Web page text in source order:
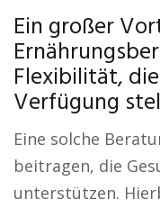
Ein großer
Flexibilität,
Verfügung
Eine solche
beitragen, die
unterstützen.